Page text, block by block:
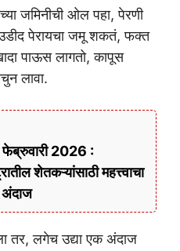
जमिनीची ओल पहा, पेरणी
पेरायचा जमू शकतं, फक्त
पाऊस लागतो, कापूस
लावा.
2026 :
शेतकऱ्यांसाठी महत्त्वाचा
अंदाज
तर, लगेच उद्या एक अंदाज